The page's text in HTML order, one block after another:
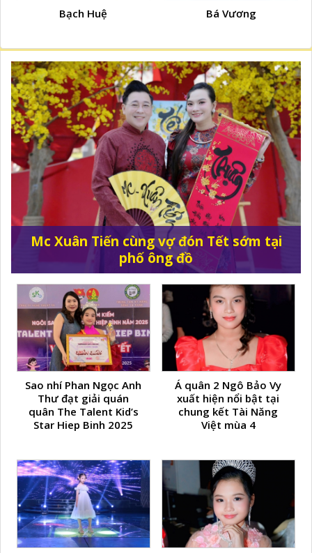
Bạch Huệ Bá Vương
Mc Xuân Tiến cùng vợ đón Tết sớm tại
phố ông đồ
Sao nhí Phan Ngọc Anh
Thư đạt giải quán
quân The Talent Kid’s
Star Hiep Binh 2025
Á quân 2 Ngô Bảo Vy
xuất hiện nổi bật tại
chung kết Tài Năng
Việt mùa 4